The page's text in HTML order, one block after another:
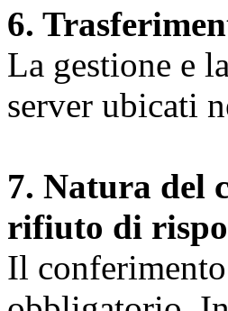
6.
La gestione e
server ubicati
7. Natura del
rifiuto di
Il